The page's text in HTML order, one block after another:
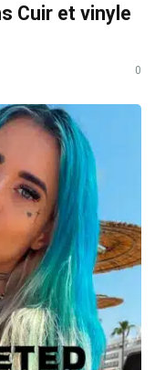
Cuir et vinyle
0